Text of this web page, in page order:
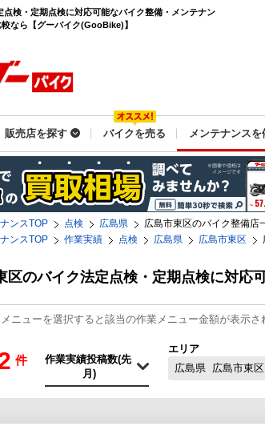
点検・定期点検に対応可能なバイク整備・メンテナン
なら【グーバイク(GooBike)】
販売店を探す バイクを売る メンテナンスを
ンスTOP 点検 広島県
広島市東区のバイク整備店
ンスTOP 作業実績 点検 広島県 広島市東区
区のバイク法定点検・定期点検に対応
ニューを選択すると該当の作業メニュー金額が表示さ
件
エリア
広島県 広島市東区